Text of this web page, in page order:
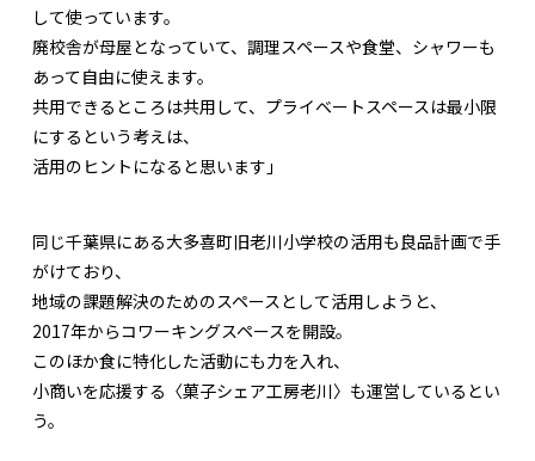
して使っています。
廃校舎が母屋となっていて、調理スペースや食堂、シャワーも
あって自由に使えます。
共用できるところは共用して、プライベートスペースは最小限
にするという考えは、
活用のヒントになると思います」
同じ千葉県にある大多喜町旧老川小学校の活用も良品計画で手
がけており、
地域の課題解決のためのスペースとして活用しようと、
2017年からコワーキングスペースを開設。
このほか食に特化した活動にも力を入れ、
小商いを応援する〈菓子シェア工房老川〉も運営しているとい
う。